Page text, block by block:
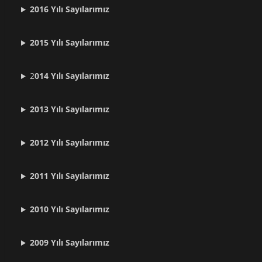
2016 Yılı Sayılarımız
2015 Yılı Sayılarımız
2014 Yılı Sayılarımız
2013 Yılı Sayılarımız
2012 Yılı Sayılarımız
2011 Yılı Sayılarımız
2010 Yılı Sayılarımız
2009 Yılı Sayılarımız